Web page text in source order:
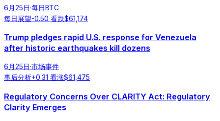
6月25日·每日BTC
每日展望-0.50 看跌$61,174
Trump pledges rapid U.S. response for Venezuela
after historic earthquakes kill dozens
6月25日·市场事件
事后分析+0.31 看涨$61,475
Regulatory Concerns Over CLARITY Act: Regulatory
Clarity Emerges